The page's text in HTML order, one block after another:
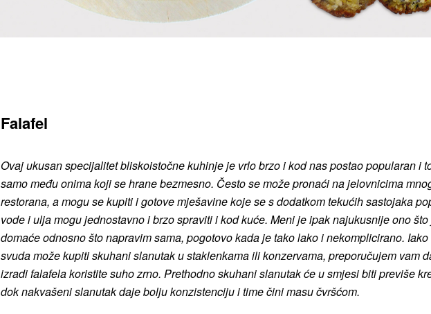
Falafel
Ovaj ukusan specijalitet bliskoistočne kuhinje je vrlo brzo i kod nas postao popularan i
samo među onima koji se hrane bezmesno. Često se može pronaći na jelovnicima
restorana, a mogu se kupiti i gotove mješavine koje se s dodatkom tekućih sastojaka
vode i ulja mogu jednostavno i brzo spraviti i kod kuće. Meni je ipak najukusnije ono što
domaće odnosno što napravim sama, pogotovo kada je tako lako i nekomplicirano. Iako
svuda može kupiti skuhani slanutak u staklenkama ili konzervama, preporučujem vam
izradi falafela koristite suho zrno. Prethodno skuhani slanutak će u smjesi biti previše
dok nakvašeni slanutak daje bolju konzistenciju i time čini masu čvršćom.